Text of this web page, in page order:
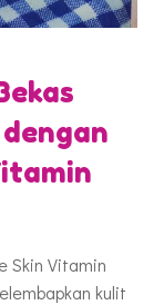
Skin Vitamin
kulit